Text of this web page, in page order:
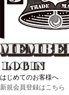
はじめてのお客様へ
新規会員登録はこちら